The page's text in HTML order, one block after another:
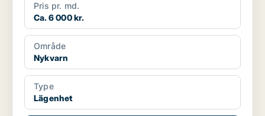
Pris pr. md.
Ca. 6 000 kr.
Område
Nykvarn
Type
Lägenhet